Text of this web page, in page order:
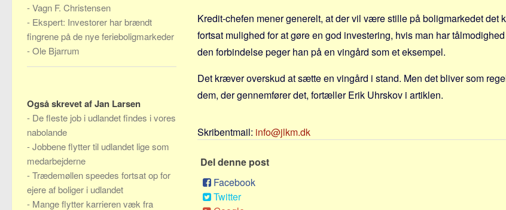
Kredit-chefen mener generelt, at der vil være stille på boligmarkedet det
fortsat mulighed for at gøre en god investering, hvis man har
den forbindelse peger han på en vingård som et eksempel.
Det kræver overskud at sætte en vingård i stand. Men det bliver som
dem, der gennemfører det, fortæller Erik Uhrskov i artiklen.
Skribentmail: info@jlkm.dk
Del denne post
Facebook
Twitter
-Vagn F. Christensen
- Ekspert: Investorer har brændt
fingrene på de nye ferieboligmarkeder
-Ole Bjarrum
Også skrevet af Jan Larsen
- De fleste job i udlandet findes i vores
nabolande
-Jobbene flytter til udlandet lige som
medarbejderne
-Trædemøllen speedes fortsat op for
ejere af boliger i udlandet
- Mange flytter karrieren væk fra